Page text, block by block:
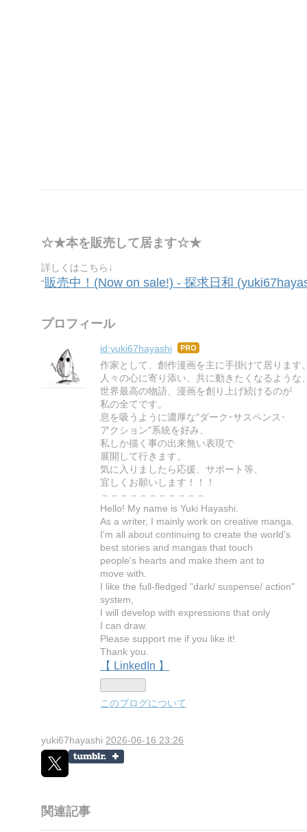
☆★本を販売して居ます☆★
詳しくはこちら↓
“販売中！(Now on sale!) - 探求日和
プロフィール
id:yuki67hayashi
はて
なブ
ログ
Pro
作家として、創作漫画を主に手掛けて居ります
人々の心に寄り添い、共に動きたくなるような
世界最高の物語、漫画を創り上げ続けるのが
私の全てです。
息を吸うように濃厚な"ダーク･サスペンス･
アクション"系統を好み、
私しか描く事の出来無い表現で
展開して行きます。
気に入りましたら応援、サポート等、
宜しくお願いします！！！
－－－－－－－－－－－
Hello! My name is Yuki Hayashi.
As a writer, I mainly work on creative manga.
I'm all about continuing to create the world's
best stories and mangas that touch
people's hearts and make them ant to
move with.
I like the full-fledged "dark/ suspense/ action"
system,
I will develop with expressions that only
I can draw.
Please support me if you like it!
Thank you.
【 LinkedIn 】
このブログについて
yuki67hayashi 2026-06-16 23:26
関連記事